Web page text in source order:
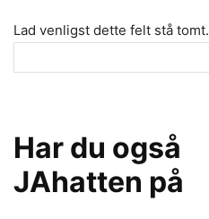
Lad venligst dette felt stå tomt.
Har du også
JAhatten på